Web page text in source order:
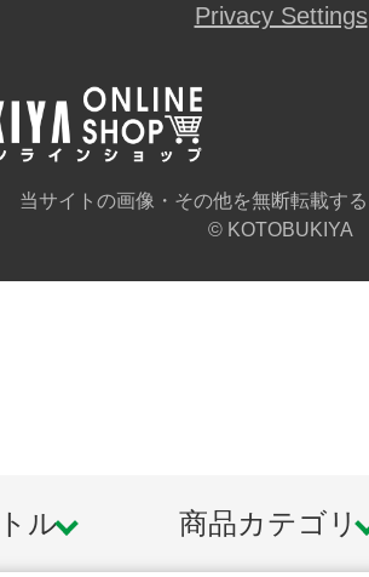
Privacy Settings
当サイトの画像・その他を無断転載す
© KOTOBUKIYA
ル 商品カテゴリ